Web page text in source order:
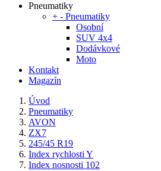
Pneumatiky
+ - Pneumatiky
Osobní
SUV 4x4
Dodávkové
Moto
Kontakt
Magazín
Úvod
Pneumatiky
AVON
ZX7
245/45 R19
Index rychlosti Y
Index nosnosti 102